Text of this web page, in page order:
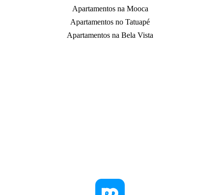
Apartamentos na Mooca
Apartamentos no Tatuapé
Apartamentos na Bela Vista